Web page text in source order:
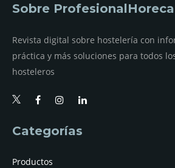
Sobre ProfesionalHoreca
Revista digital sobre hostelería con
práctica y más soluciones para todos
hosteleros
Categorías
Productos